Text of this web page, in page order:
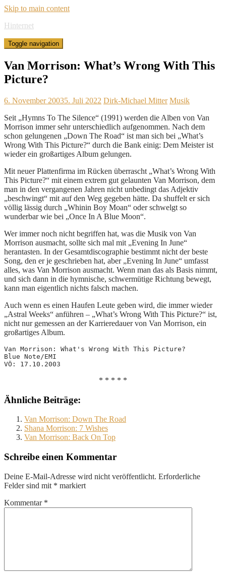
Skip to main content
Hinternet
Toggle navigation
Van Morrison: What’s Wrong With This
Picture?
6. November 20035. Juli 2022 Dirk-Michael Mitter Musik
Seit „Hymns To The Silence“ (1991) werden die Alben von Van
Morrison immer sehr unterschiedlich aufgenommen. Nach dem
schon gelungenen „Down The Road“ ist man sich bei „What’s
Wrong With This Picture?“ durch die Bank einig: Dem Meister ist
wieder ein großartiges Album gelungen.
Mit neuer Plattenfirma im Rücken überrascht „What’s Wrong With
This Picture?“ mit einem extrem gut gelaunten Van Morrison, dem
man in den vergangenen Jahren nicht unbedingt das Adjektiv
„beschwingt“ mit auf den Weg gegeben hätte. Da shuffelt er sich
völlig lässig durch „Whinin Boy Moan“ oder schwelgt so
wunderbar wie bei „Once In A Blue Moon“.
Wer immer noch nicht begriffen hat, was die Musik von Van
Morrison ausmacht, sollte sich mal mit „Evening In June“
herantasten. In der Gesamtdiscographie bestimmt nicht der beste
Song, den er je geschrieben hat, aber „Evening In June“ umfasst
alles, was Van Morrison ausmacht. Wenn man das als Basis nimmt,
und sich dann in die hymnische, schwermütige Richtung bewegt,
kann man eigentlich nichts falsch machen.
Auch wenn es einen Haufen Leute geben wird, die immer wieder
„Astral Weeks“ anführen – „What’s Wrong With This Picture?“ ist,
nicht nur gemessen an der Karrieredauer von Van Morrison, ein
großartiges Album.
Van Morrison: What's Wrong With This Picture?
Blue Note/EMI
VÖ: 17.10.2003
* * * * *
Ähnliche Beiträge:
Van Morrison: Down The Road
Shana Morrison: 7 Wishes
Van Morrison: Back On Top
Schreibe einen Kommentar
Deine E-Mail-Adresse wird nicht veröffentlicht. Erforderliche
Felder sind mit * markiert
Kommentar *